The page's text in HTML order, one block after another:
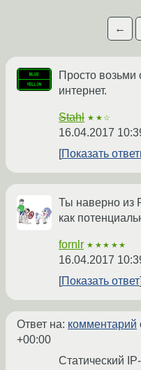
←
Просто возьми
интернет.
Stahl ★★☆
16.04.2017
Показать
Ты наверно из
как
fornlr ★★★★★
16.04.2017
Показать ответ
Ответ на: комментарий
+00:00
Статический